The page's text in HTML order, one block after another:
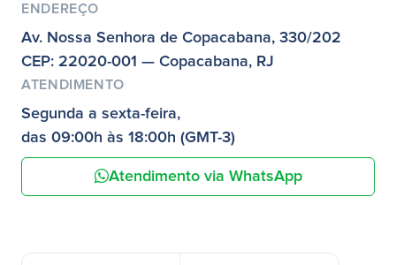
ENDEREÇO
Av. Nossa Senhora de Copacabana, 330/202
CEP: 22020-001 — Copacabana, RJ
ATENDIMENTO
Segunda a sexta-feira,
das 09:00h às 18:00h (GMT-3)
Atendimento via WhatsApp